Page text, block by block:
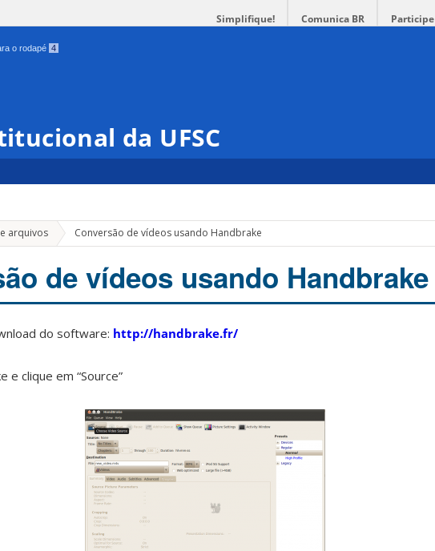
Simplifique! Comunica BR Participe
o rodapé 4
da UFSC
arquivos Conversão de vídeos usando Handbrake
de vídeos usando Handbrake
do software: http://handbrake.fr/
e clique em “Source”